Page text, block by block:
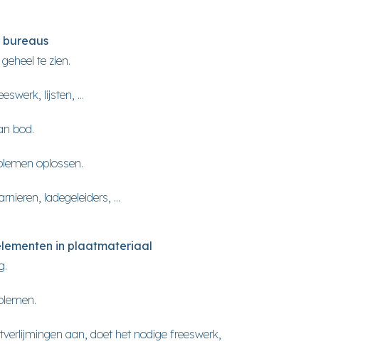
te zien.
lijsten, ...
bod.
oplossen.
ladegeleiders, ...
in plaatmateriaal
aan, doet het nodige freeswerk,